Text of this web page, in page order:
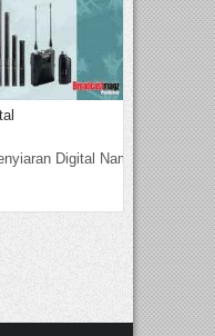
Digital Nama